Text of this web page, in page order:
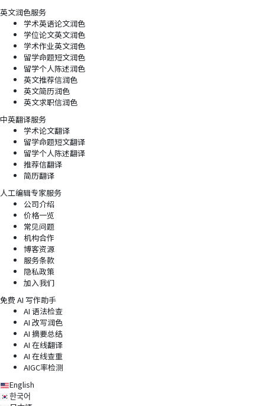
英文润色服务
学术英语论文润色
学位论文英文润色
学术作业英文润色
留学命题短文润色
留学个人陈述润色
英文推荐信润色
英文简历润色
英文求职信润色
中英翻译服务
学术论文翻译
留学命题短文翻译
留学个人陈述翻译
推荐信翻译
简历翻译
人工编辑专家服务
公司介绍
价格一览
常见问题
机构合作
博客资源
服务条款
隐私政策
加入我们
免费 AI 写作助手
AI 语法检查
AI 改写润色
AI 摘要总结
AI 在线翻译
AI 在线查重
AIGC率检测
English
한국어